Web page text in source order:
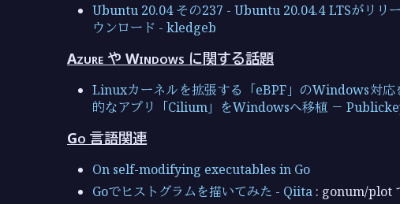
Ubuntu 20.04 その237 - Ubuntu 20.04.4 LTSがリリ
ウンロード - kledgeb
Azure や Windows に関する話題
Linuxカーネルを拡張する「eBPF」のWindows対応
的なアプリ「Cilium」をWindowsへ移植 －
Go 言語関連
On self-modifying executables in Go
Goでヒストグラムを描いてみた - Qiita : gonum/plot